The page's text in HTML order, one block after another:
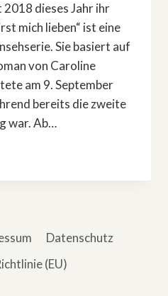
dieses Jahr ihr
mich lieben“ ist eine
Sie basiert auf
von Caroline
am 9. September
bereits die zweite
war. Ab…
Datenschutz
(EU)